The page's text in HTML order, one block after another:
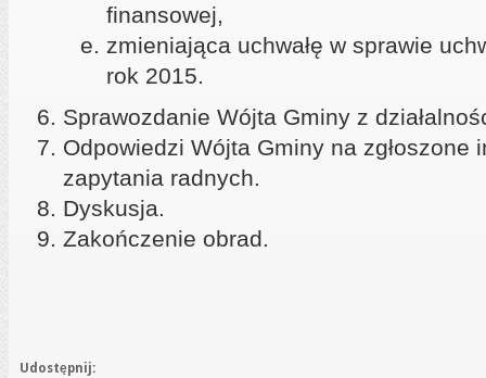
finansowej,
zmieniająca uchwałę w sprawie
rok 2015.
Sprawozdanie Wójta Gminy z
Odpowiedzi Wójta Gminy na zgłoszone
zapytania radnych.
Dyskusja.
Zakończenie obrad.
Udostępnij: